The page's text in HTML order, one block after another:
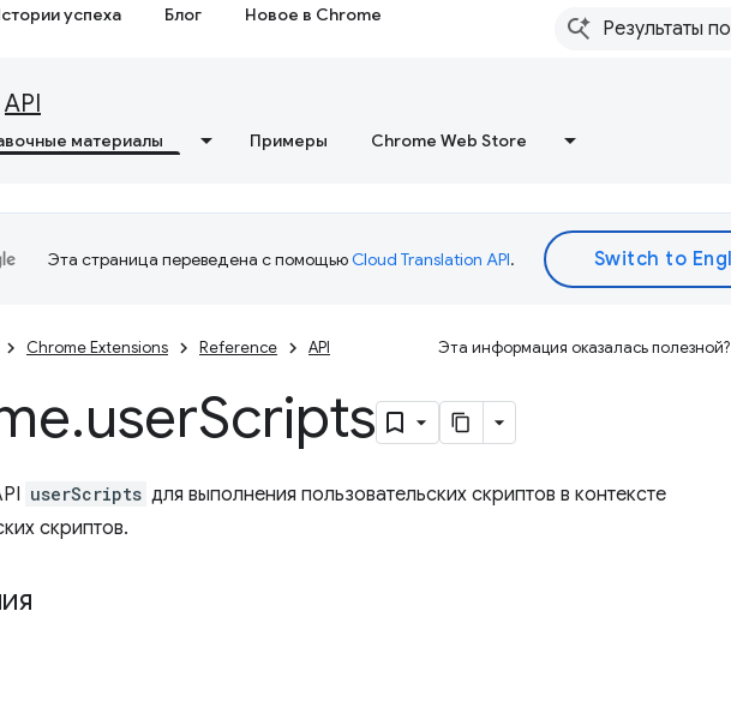
успеха Блог Новое в Chrome
API
материалы Примеры Chrome Web Store
Эта страница переведена с помощьюCloud Translation API.
Chrome Extensions Reference API Эта информация оказалась полезной?
.userScripts
userScripts для выполнения пользовательских скриптов в контексте
скриптов.